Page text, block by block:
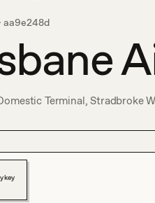
aa9e248d
Terminal, Stradbroke
key